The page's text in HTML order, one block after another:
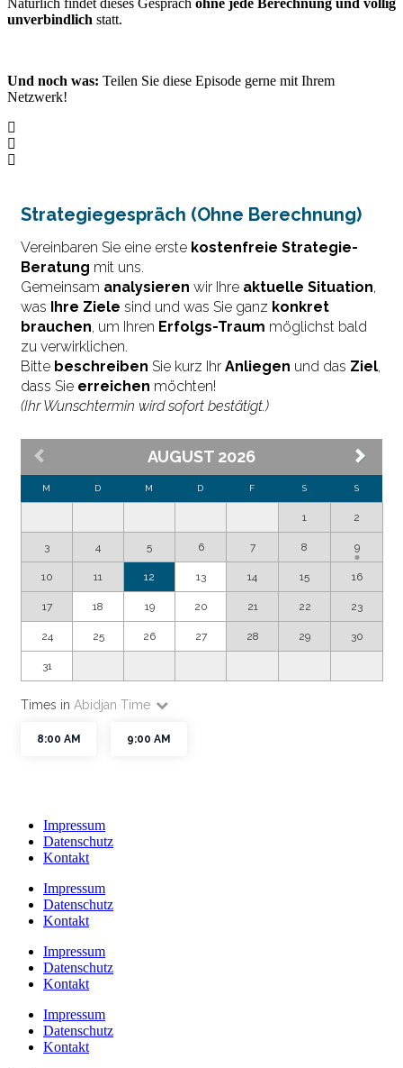
unverbindlich statt.
Und noch was: Teilen Sie diese Episode gerne mit Ihrem
Netzwerk!
Impressum
Datenschutz
Kontakt
Impressum
Datenschutz
Kontakt
Impressum
Datenschutz
Kontakt
Impressum
Datenschutz
Kontakt